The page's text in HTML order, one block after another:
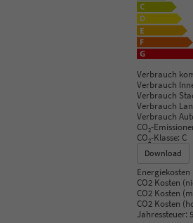
Verbrauch
Verbrauch
Verbrauch
Verbrauch
Verbrauch
CO2-
CO2-Klasse: C
Download
CO2 Kosten
CO2 Kosten
CO2 Kosten
Jahressteuer: